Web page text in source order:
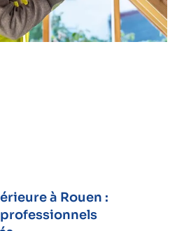
à Rouen :